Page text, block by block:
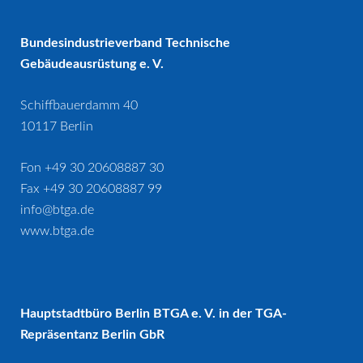
Bundesindustrieverband Technische
Gebäudeausrüstung e. V.
Schiffbauerdamm 40
10117 Berlin
Fon +49 30 20608887 30
Fax +49 30 20608887 99
info@btga.de
www.btga.de
Hauptstadtbüro Berlin BTGA e. V. in der TGA-
Repräsentanz Berlin GbR